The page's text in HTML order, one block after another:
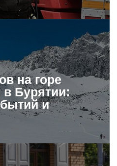
на горе
Бурятии:
и